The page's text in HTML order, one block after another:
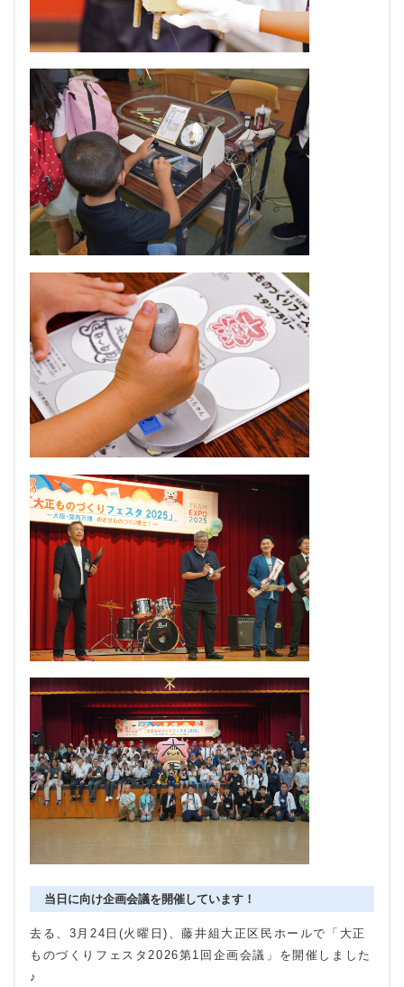
当日に向け企画会議を開催しています！
去る、3月24日(火曜日)、藤井組大正区民ホールで「大正
ものづくりフェスタ2026第1回企画会議」を開催しました
♪